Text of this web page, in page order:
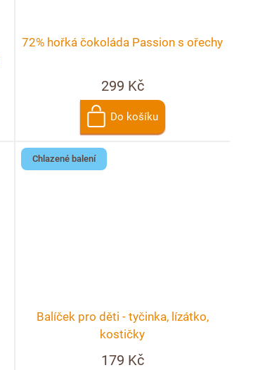
72% hořká čokoláda Passion s ořechy
299 Kč
Do košíku
Chlazené balení
Balíček pro děti - tyčinka, lízátko,
kostičky
179 Kč